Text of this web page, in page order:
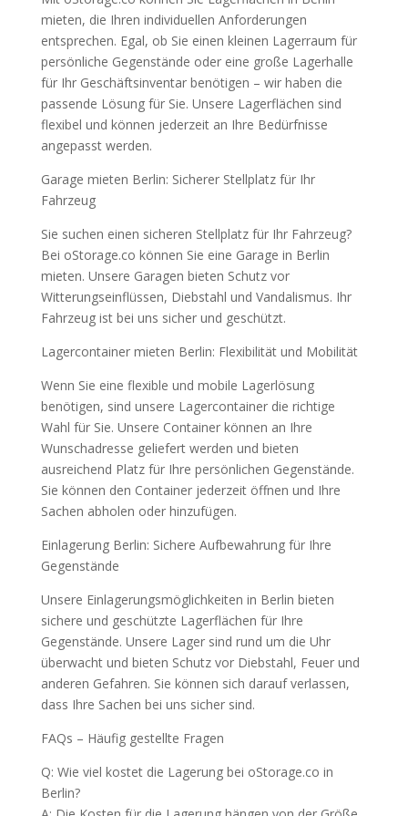
mieten, die Ihren individuellen Anforderungen
entsprechen. Egal, ob Sie einen kleinen Lagerraum für
persönliche Gegenstände oder eine große Lagerhalle
für Ihr Geschäftsinventar benötigen – wir haben die
passende Lösung für Sie. Unsere Lagerflächen sind
flexibel und können jederzeit an Ihre Bedürfnisse
angepasst werden.
Garage mieten Berlin: Sicherer Stellplatz für Ihr
Fahrzeug
Sie suchen einen sicheren Stellplatz für Ihr Fahrzeug?
Bei oStorage.co können Sie eine Garage in Berlin
mieten. Unsere Garagen bieten Schutz vor
Witterungseinflüssen, Diebstahl und Vandalismus. Ihr
Fahrzeug ist bei uns sicher und geschützt.
Lagercontainer mieten Berlin: Flexibilität und Mobilität
Wenn Sie eine flexible und mobile Lagerlösung
benötigen, sind unsere Lagercontainer die richtige
Wahl für Sie. Unsere Container können an Ihre
Wunschadresse geliefert werden und bieten
ausreichend Platz für Ihre persönlichen Gegenstände.
Sie können den Container jederzeit öffnen und Ihre
Sachen abholen oder hinzufügen.
Einlagerung Berlin: Sichere Aufbewahrung für Ihre
Gegenstände
Unsere Einlagerungsmöglichkeiten in Berlin bieten
sichere und geschützte Lagerflächen für Ihre
Gegenstände. Unsere Lager sind rund um die Uhr
überwacht und bieten Schutz vor Diebstahl, Feuer und
anderen Gefahren. Sie können sich darauf verlassen,
dass Ihre Sachen bei uns sicher sind.
FAQs – Häufig gestellte Fragen
Q: Wie viel kostet die Lagerung bei oStorage.co in
Berlin?